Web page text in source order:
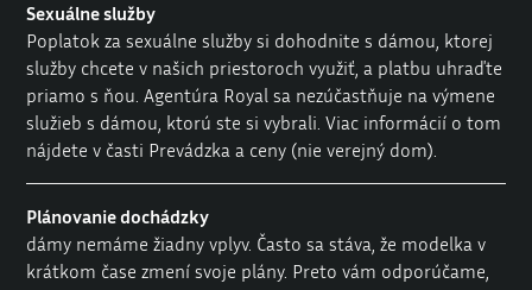
Sexuálne služby
Poplatok za sexuálne služby si dohodnite s dámou, ktorej
služby chcete v našich priestoroch využiť, a platbu uhraďte
priamo s ňou. Agentúra Royal sa nezúčastňuje na výmene
služieb s dámou, ktorú ste si vybrali. Viac informácií o tom
nájdete v časti Prevádzka a ceny (nie verejný dom).
Plánovanie dochádzky
dámy nemáme žiadny vplyv. Často sa stáva, že modelka v
krátkom čase zmení svoje plány. Preto vám odporúčame,